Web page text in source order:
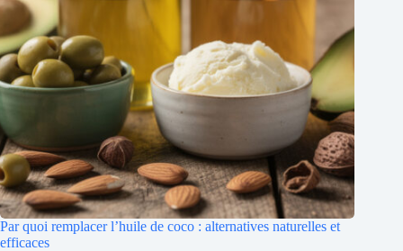
Par quoi remplacer l’huile de coco : alternatives naturelles et
efficaces